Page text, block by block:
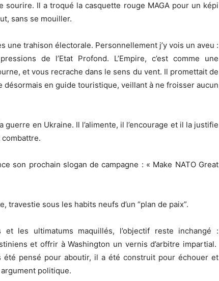
sourire. Il a troqué la casquette rouge MAGA pour un képi
sans se mouiller.
une trahison électorale. Personnellement j’y vois un aveu :
de l’Etat Profond. L’Empire, c’est comme une
et vous recrache dans le sens du vent. Il promettait de
désormais en guide touristique, veillant à ne froisser aucun
en Ukraine. Il l’alimente, il l’encourage et il la justifie
combattre.
son prochain slogan de campagne : « Make NATO Great
travestie sous les habits neufs d’un “plan de paix”.
les ultimatums maquillés, l’objectif reste inchangé :
et offrir à Washington un vernis d’arbitre impartial.
été pensé pour aboutir, il a été construit pour échouer et
politique.